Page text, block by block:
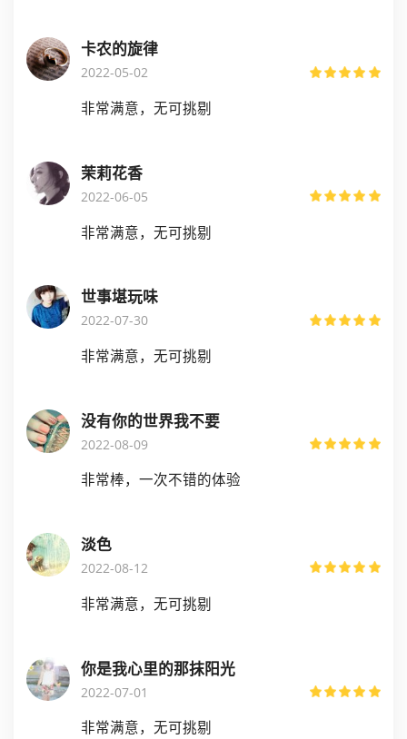
卡农的旋律
2022-05-02
非常满意，无可挑剔
茉莉花香
2022-06-05
非常满意，无可挑剔
世事堪玩味
2022-07-30
非常满意，无可挑剔
没有你的世界我不要
2022-08-09
非常棒，一次不错的体验
淡色
2022-08-12
非常满意，无可挑剔
你是我心里的那抹阳光
2022-07-01
非常满意，无可挑剔